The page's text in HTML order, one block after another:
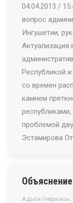
04.04.2013 /
вопрос
Ингушетии,
Актуализация
Республикой
со времен
камнем
проблемой
Эстамирова
Адыги